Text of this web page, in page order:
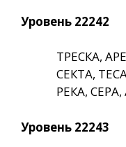
Уровень 22242
ТРЕСКА,
СЕКТА,
РЕКА,
Уровень 22243